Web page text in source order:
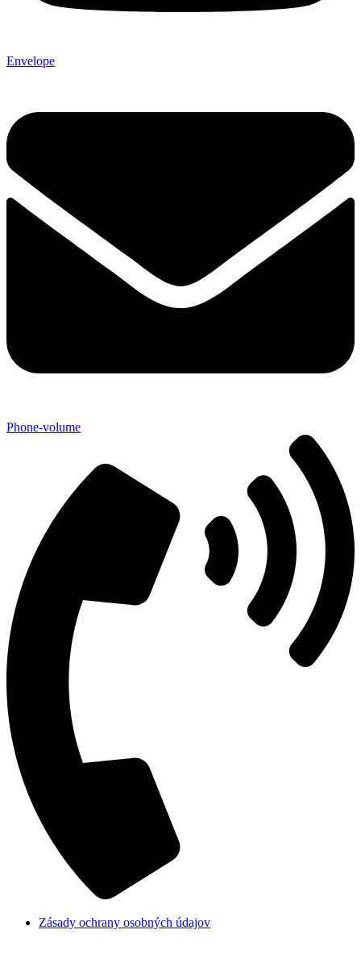
Envelope
Phone-volume
Zásady ochrany osobných údajov